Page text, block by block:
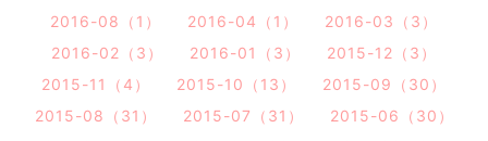
2016-08（1）
2016-04（1）
2016-03（3）
2016-02（3）
2016-01（3）
2015-12（3）
2015-11（4）
2015-10（13）
2015-09（30）
2015-08（31）
2015-07（31）
2015-06（30）